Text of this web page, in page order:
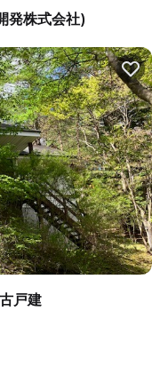
発株式会社)
戸建